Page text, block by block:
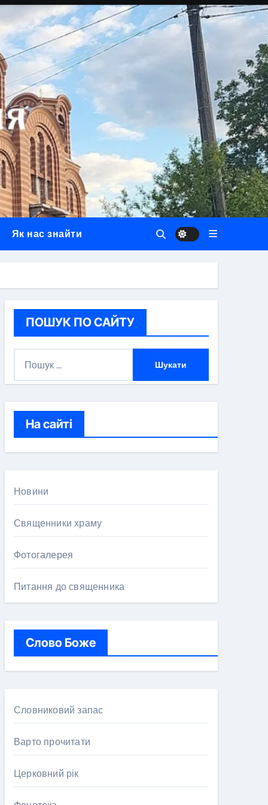
Як нас знайти
ПОШУК ПО САЙТУ
:
На сайті
Новини
Священники храму
Фотогалерея
Питання до священника
Слово Боже
Словниковий запас
Варто прочитати
Церковний рік